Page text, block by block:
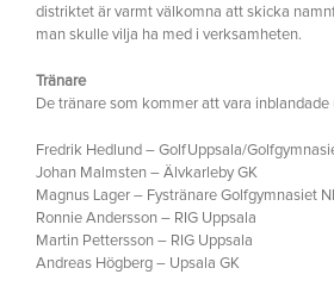
distriktet är varmt välkomna att skicka
man skulle vilja ha med i verksamheten.
Tränare
De tränare som kommer att vara inblandade
Fredrik Hedlund – GolfUppsala/
Johan Malmsten – Älvkarleby GK
Magnus Lager – Fystränare Golfgymnasiet
Ronnie Andersson – RIG Uppsala
Martin Pettersson – RIG Uppsala
Andreas Högberg – Upsala GK